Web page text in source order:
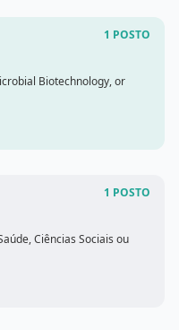
1 POSTO
Biotechnology, or
1 POSTO
Ciências Sociais ou